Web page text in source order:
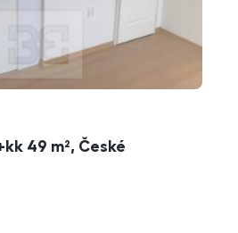
49 m², České